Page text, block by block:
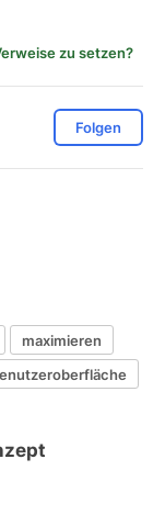
zu setzen?
Folgen
maximieren